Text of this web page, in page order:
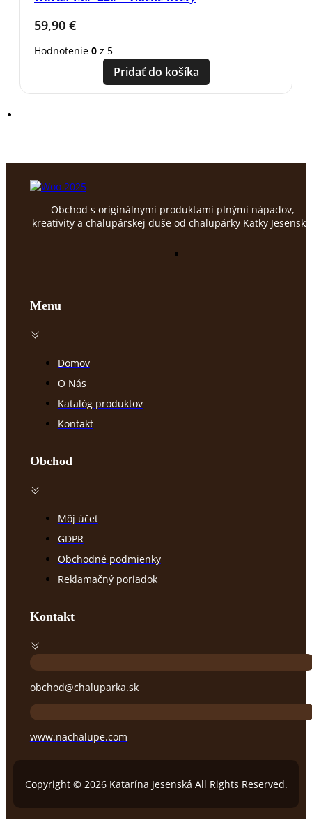
59,90 €
Hodnotenie 0 z 5
Pridať do košíka
Obchod s originálnymi produktami plnými nápadov,
kreativity a chalupárskej duše od chalupárky Katky
Menu
Domov
O Nás
Katalóg produktov
Kontakt
Obchod
Môj účet
GDPR
Obchodné podmienky
Reklamačný poriadok
Kontakt
obchod@chaluparka.sk
www.nachalupe.com
Copyright © 2026 Katarína Jesenská All Rights Reserved.